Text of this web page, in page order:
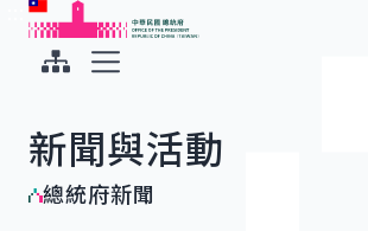
跳到主要內容
中華民國總統府
新聞與活動
總統府新聞